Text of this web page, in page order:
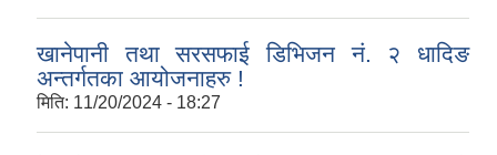
खानेपानी तथा सरसफाई डिभिजन नं. २ धादिङ
अन्तर्गतका आयोजनाहरु !
मिति: 11/20/2024 - 18:27